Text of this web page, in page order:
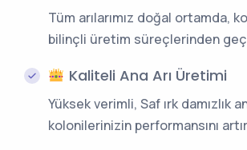
Tüm arılarımız doğal ortamda,
bilinçli üretim süreçlerinden
Kaliteli Ana Arı Üretimi
Yüksek verimli, Saf ırk damızlık
kolonilerinizin performansını